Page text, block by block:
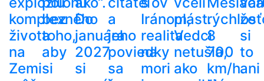
komplexného
života
na
Zemi
bez
toho,
aby
si
Do
januára
2027
si
a
jeho
poviedky
sa
Iránom,
realita
na
mori
plást.
Vedci
netušia,
ako
8
700
km/h.
že
si
to
ani